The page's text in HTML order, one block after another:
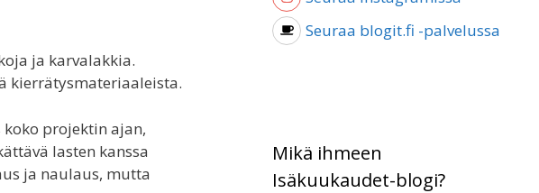
ja karvalakkia.
kierrätysmateriaaleista.
projektin ajan,
lasten kanssa
ja naulaus, mutta
Seuraa blogit.fi -palvelussa
Mikä ihmeen
Isäkuukaudet-blogi?